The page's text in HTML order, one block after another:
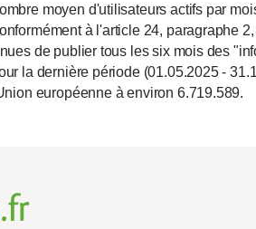
moyen d'utilisateurs actifs par
à l'article 24, paragraphe
de publier tous les six mois des
la dernière période (01.05.2025 -
européenne à environ 6.719.589.